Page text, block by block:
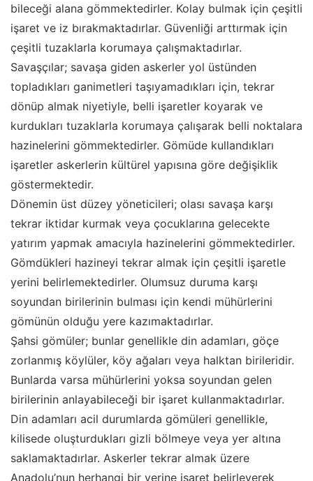
bileceği alana gömmektedirler. Kolay bulmak için çeşitli
işaret ve iz bırakmaktadırlar. Güvenliği arttırmak için
çeşitli tuzaklarla korumaya çalışmaktadırlar.
Savaşçılar; savaşa giden askerler yol üstünden
topladıkları ganimetleri taşıyamadıkları için, tekrar
dönüp almak niyetiyle, belli işaretler koyarak ve
kurdukları tuzaklarla korumaya çalışarak belli noktalara
hazinelerini gömmektedirler. Gömüde kullandıkları
işaretler askerlerin kültürel yapısına göre değişiklik
göstermektedir.
Dönemin üst düzey yöneticileri; olası savaşa karşı
tekrar iktidar kurmak veya çocuklarına gelecekte
yatırım yapmak amacıyla hazinelerini gömmektedirler.
Gömdükleri hazineyi tekrar almak için çeşitli işaretle
yerini belirlemektedirler. Olumsuz duruma karşı
soyundan birilerinin bulması için kendi mühürlerini
gömünün olduğu yere kazımaktadırlar.
Şahsi gömüler; bunlar genellikle din adamları, göçe
zorlanmış köylüler, köy ağaları veya halktan birileridir.
Bunlarda varsa mühürlerini yoksa soyundan gelen
birilerinin anlayabileceği bir işaret kullanmaktadırlar.
Din adamları acil durumlarda gömüleri genellikle,
kilisede oluşturdukları gizli bölmeye veya yer altına
saklamaktadırlar. Askerler tekrar almak üzere
Anadolu’nun herhangi bir yerine işaret belirleyerek